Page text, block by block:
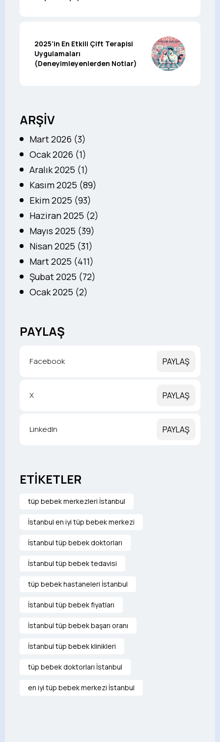
2025’in En Etkili Çift Terapisi
Uygulamaları
(Deneyimleyenlerden Notlar)
ARŞİV
Mart 2026 (3)
Ocak 2026 (1)
Aralık 2025 (1)
Kasım 2025 (89)
Ekim 2025 (93)
Haziran 2025 (2)
Mayıs 2025 (39)
Nisan 2025 (31)
Mart 2025 (411)
Şubat 2025 (72)
Ocak 2025 (2)
PAYLAŞ
Facebook PAYLAŞ
X PAYLAŞ
LinkedIn PAYLAŞ
ETİKETLER
tüp bebek merkezleri İstanbul
İstanbul en iyi tüp bebek merkezi
İstanbul tüp bebek doktorları
İstanbul tüp bebek tedavisi
tüp bebek hastaneleri İstanbul
İstanbul tüp bebek fiyatları
İstanbul tüp bebek başarı oranı
İstanbul tüp bebek klinikleri
tüp bebek doktorları İstanbul
en iyi tüp bebek merkezi İstanbul